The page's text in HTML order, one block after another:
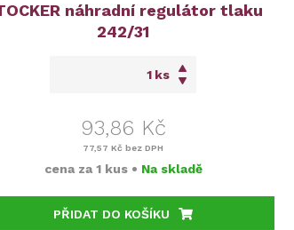
náhradní regulátor tlaku
242/31
ks
93,86 Kč
77,57 Kč bez DPH
cena za 1 kus • Na skladě
PŘIDAT DO KOŠÍKU